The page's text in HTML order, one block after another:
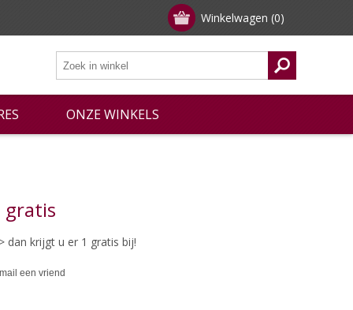
Winkelwagen (0)
ONZE WINKELS
gratis
dan krijgt u er 1 gratis bij!